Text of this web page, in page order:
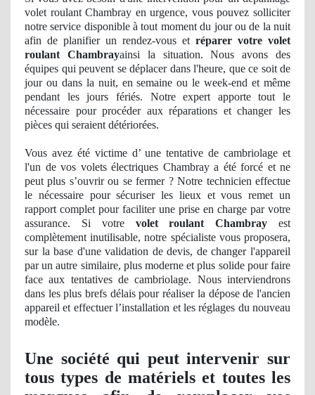
volet roulant Chambray en urgence, vous pouvez solliciter
notre service disponible à tout moment du jour ou de la nuit
afin de planifier un rendez-vous et réparer votre volet
roulant Chambrayainsi la situation. Nous avons des
équipes qui peuvent se déplacer dans l'heure, que ce soit de
jour ou dans la nuit, en semaine ou le week-end et même
pendant les jours fériés. Notre expert apporte tout le
nécessaire pour procéder aux réparations et changer les
pièces qui seraient détériorées.
Vous avez été victime d’ une tentative de cambriolage et
l'un de vos volets électriques Chambray a été forcé et ne
peut plus s’ouvrir ou se fermer ? Notre technicien effectue
le nécessaire pour sécuriser les lieux et vous remet un
rapport complet pour faciliter une prise en charge par votre
assurance. Si votre volet roulant Chambray est
complètement inutilisable, notre spécialiste vous proposera,
sur la base d'une validation de devis, dechanger l'appareil
par un autre similaire, plus moderne et plus solide pour faire
face aux tentatives de cambriolage. Nous interviendrons
dans les plus brefs délais pour réaliser la dépose de l'ancien
appareil et effectuer l’installation et les réglages du nouveau
modèle.
Une société qui peut intervenir sur
tous types de matériels et toutes les